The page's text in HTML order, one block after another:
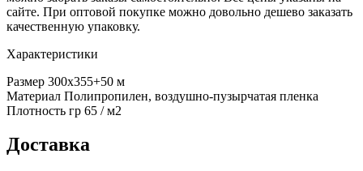
сайте. При оптовой покупке можно довольно дешево заказать
качественную упаковку.
Характеристики
Размер 300х355+50 м
Материал Полипропилен, воздушно-пузырчатая пленка
Плотность гр 65 / м2
Доставка